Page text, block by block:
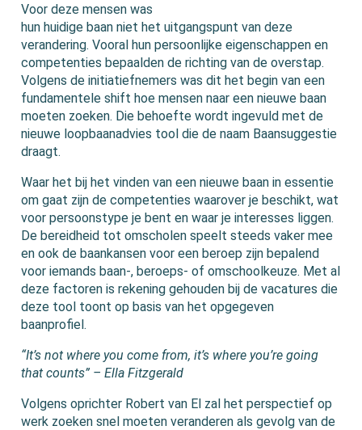
Voor deze mensen was
hun huidige baan niet het uitgangspunt van deze
verandering. Vooral hun persoonlijke eigenschappen en
competenties bepaalden de richting van de overstap.
Volgens de initiatiefnemers was dit het begin van een
fundamentele shift hoe mensen naar een nieuwe baan
moeten zoeken. Die behoefte wordt ingevuld met de
nieuwe loopbaanadvies tool die de naam Baansuggestie
draagt.
Waar het bij het vinden van een nieuwe baan in essentie
om gaat zijn de competenties waarover je beschikt, wat
voor persoonstype je bent en waar je interesses liggen.
De bereidheid tot omscholen speelt steeds vaker mee
en ook de baankansen voor een beroep zijn bepalend
voor iemands baan-, beroeps- of omschoolkeuze. Met al
deze factoren is rekening gehouden bij de vacatures die
deze tool toont op basis van het opgegeven
baanprofiel.
“It’s not where you come from, it’s where you’re going
that counts” – Ella Fitzgerald
Volgens oprichter Robert van El zal het perspectief op
werk zoeken snel moeten veranderen als gevolg van de